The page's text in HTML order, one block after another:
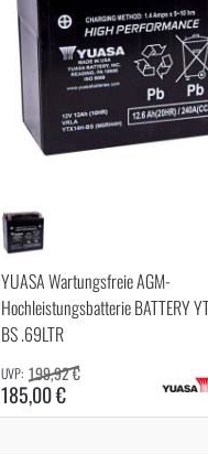
YUASA Wartungsfreie AGM-
Hochleistungsbatterie BATTERY
BS .69LTR
185,00 €
199,92 €